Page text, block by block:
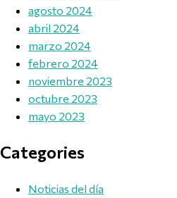
agosto 2024
abril 2024
marzo 2024
febrero 2024
noviembre 2023
octubre 2023
mayo 2023
Categories
Noticias del día